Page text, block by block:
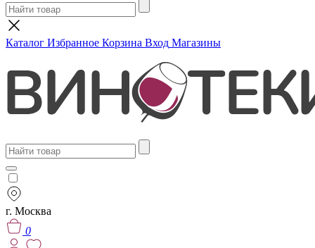
Каталог Избранное Корзина Вход Магазины
г. Москва
0